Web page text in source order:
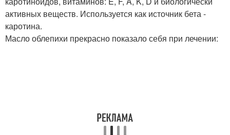
активных веществ. Используется как источник бета -
каротина.
Масло облепихи прекрасно показало себя при лечении: